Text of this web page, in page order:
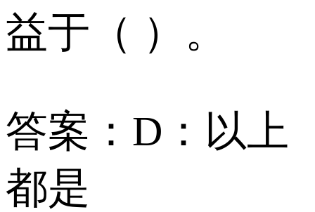
益于（ ）。
答案：D：以上
都是